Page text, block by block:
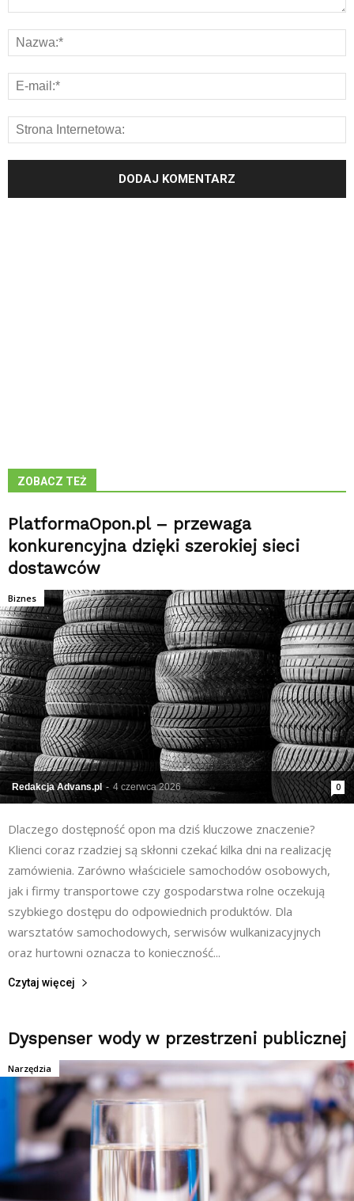
ZOBACZ TEŻ
PlatformaOpon.pl – przewaga
konkurencyjna dzięki szerokiej sieci
dostawców
Redakcja Advans.pl - 4 czerwca 2026 0
Biznes
Dlaczego dostępność opon ma dziś kluczowe znaczenie?
Klienci coraz rzadziej są skłonni czekać kilka dni na realizację
zamówienia. Zarówno właściciele samochodów osobowych,
jak i firmy transportowe czy gospodarstwa rolne oczekują
szybkiego dostępu do odpowiednich produktów. Dla
warsztatów samochodowych, serwisów wulkanizacyjnych
oraz hurtowni oznacza to konieczność...
Czytaj więcej
Dyspenser wody w przestrzeni publicznej
Narzędzia